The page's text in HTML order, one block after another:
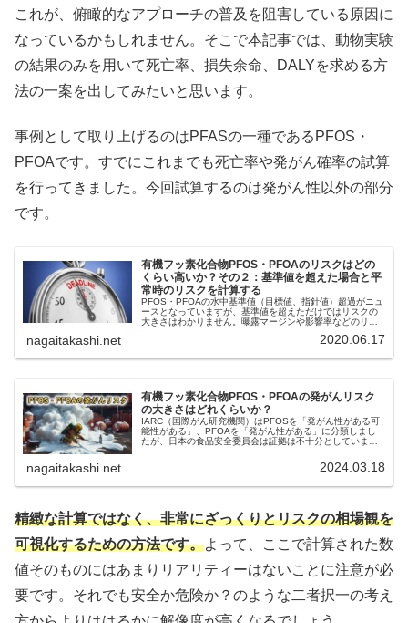
これが、俯瞰的なアプローチの普及を阻害している原因に
なっているかもしれません。そこで本記事では、動物実験
の結果のみを用いて死亡率、損失余命、DALYを求める方
法の一案を出してみたいと思います。
事例として取り上げるのはPFASの一種であるPFOS・
PFOAです。すでにこれまでも死亡率や発がん確率の試算
を行ってきました。今回試算するのは発がん性以外の部分
です。
有機フッ素化合物PFOS・PFOAのリスクはどの
くらい高いか？その２：基準値を超えた場合と平
常時のリスクを計算する
PFOS・PFOAの水中基準値（目標値、指針値）超過がニュ
ースとなっていますが、基準値を超えただけではリスクの
大きさはわかりません。曝露マージンや影響率などのリス
果的に、PFOS・PFOAのリスクは平常時でも基準値超過の
nagaitakashi.net 2020.06.17
有機フッ素化合物PFOS・PFOAの発がんリスク
の大きさはどれくらいか？
IARC（国際がん研究機関）はPFOSを「発がん性がある可
能性がある」、PFOAを「発がん性がある」に分類しまし
たが、日本の食品安全委員会は証拠は不十分としていま
合の発がんリスクを計算した結果を紹介します。
nagaitakashi.net 2024.03.18
精緻な計算ではなく、非常にざっくりとリスクの相場観を
可視化するための方法です。よって、ここで計算された数
値そのものにはあまりリアリティーはないことに注意が必
要です。それでも安全か危険か？のような二者択一の考え